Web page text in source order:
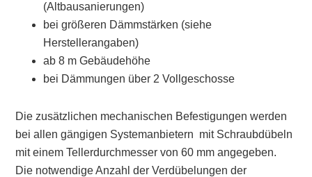
(Altbausanierungen)
bei größeren Dämmstärken (siehe
Herstellerangaben)
ab 8 m Gebäudehöhe
bei Dämmungen über 2 Vollgeschosse
Die zusätzlichen mechanischen Befestigungen werden
bei allen gängigen Systemanbietern mit Schraubdübeln
mit einem Tellerdurchmesser von 60 mm angegeben.
Die notwendige Anzahl der Verdübelungen der